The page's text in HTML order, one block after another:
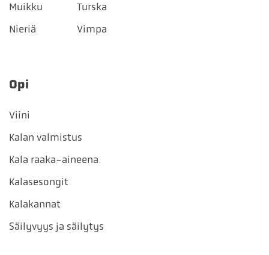
Muikku
Nieriä
Turska
Vimpa
Opi
Viini
Kalan valmistus
Kala raaka-aineena
Kalasesongit
Kalakannat
Säilyvyys ja säilytys